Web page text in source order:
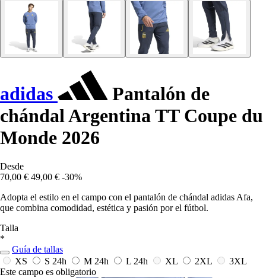
adidas
Pantalón de
chándal Argentina TT Coupe du
Monde 2026
Desde
70,00 € 49,00 € -30%
Adopta el estilo en el campo con el pantalón de chándal adidas Afa,
que combina comodidad, estética y pasión por el fútbol.
Talla
*
Guía de tallas
XS
S 24h M 24h L 24h XL 2XL
3XL
Este campo es obligatorio